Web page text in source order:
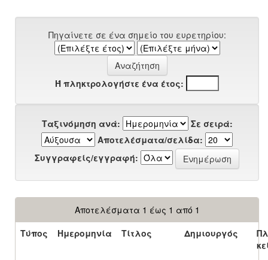
Πηγαίνετε σε ένα σημείο του ευρετηρίου:
Ή πληκτρολογήστε ένα έτος:
Ταξινόμηση ανά:
Σε σειρά:
Αποτελέσματα/σελίδα:
Συγγραφείς/εγγραφή:
Αποτελέσματα 1 έως 1 από 1
Τύπος
Ημερομηνία Τίτλος Δημιουργός